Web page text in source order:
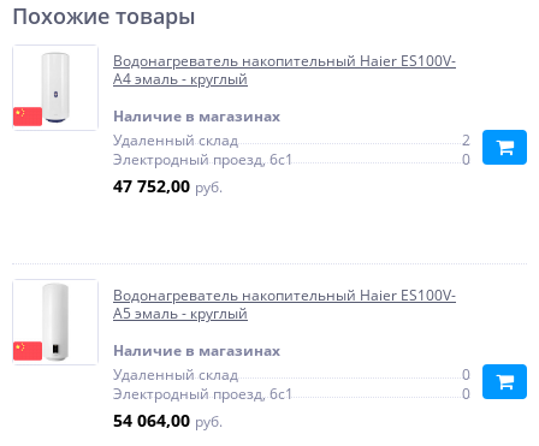
Похожие товары
Водонагреватель накопительный Haier ES100V-
A4 эмаль - круглый
Наличие в магазинах
Удаленный склад
2
Электродный проезд, 6с1
0
47 752,00 руб.
Водонагреватель накопительный Haier ES100V-
A5 эмаль - круглый
Наличие в магазинах
Удаленный склад
0
Электродный проезд, 6с1
0
54 064,00 руб.